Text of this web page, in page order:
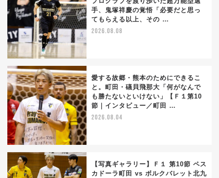
手、鬼塚祥慶の覚悟「必要だと思っ
てもらえる以上、その …
2026.08.08
愛する故郷・熊本のためにできるこ
と。町田・礒貝飛那大「何がなんで
も勝たないといけない」【Ｆ１第10
節｜インタビュー／町田 …
2026.08.04
【写真ギャラリー】Ｆ１ 第10節 ペス
カドーラ町田 vs ボルクバレット北九